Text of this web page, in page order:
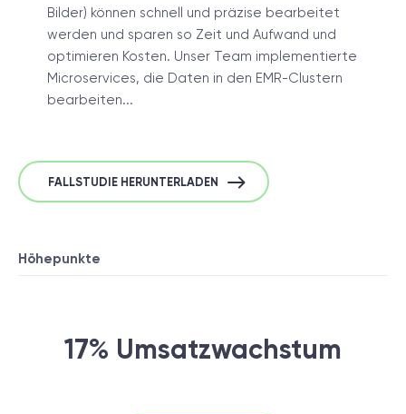
Bilder) können schnell und präzise bearbeitet
werden und sparen so Zeit und Aufwand und
optimieren Kosten. Unser Team implementierte
Microservices, die Daten in den EMR-Clustern
bearbeiten...
FALLSTUDIE HERUNTERLADEN
Höhepunkte
17% Umsatzwachstum